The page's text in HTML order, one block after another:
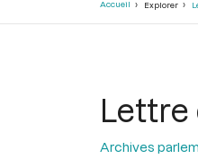
Accueil Explorer
Lettre
Archives